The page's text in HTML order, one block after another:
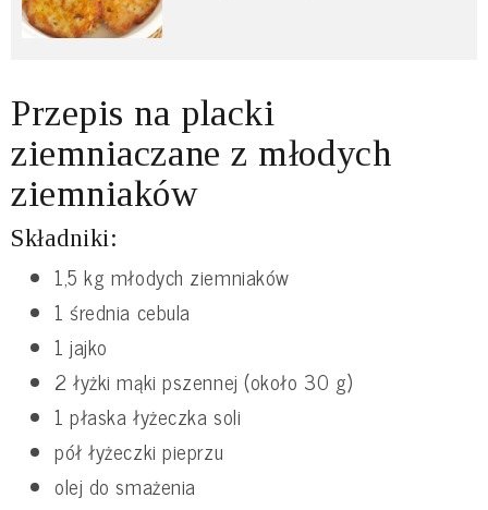
Przepis na placki
ziemniaczane z młodych
ziemniaków
Składniki:
1,5 kg młodych ziemniaków
1 średnia cebula
1 jajko
2 łyżki mąki pszennej (około 30 g)
1 płaska łyżeczka soli
pół łyżeczki pieprzu
olej do smażenia